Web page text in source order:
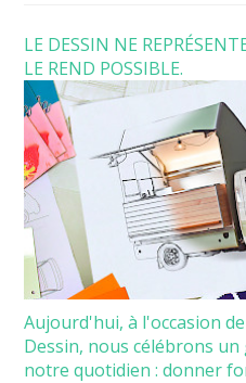
LE DESSIN NE
LE REND POSSIBLE.
Aujourd'hui, à l'occasion
Dessin, nous célébrons
notre quotidien : donner